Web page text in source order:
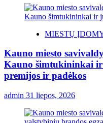
MIESTŲ
Kauno miesto
Kauno šimtukininkai
premijos ir padėkos
admin 31 liepos, 2026